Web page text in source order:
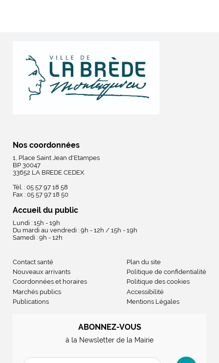
Nos coordonnées
1, Place Saint Jean d'Etampes
BP 30047
33652 LA BREDE CEDEX
Tél. : 05 57 97 18 58
Fax : 05 57 97 18 50
Accueil du public
Lundi : 15h - 19h
Du mardi au vendredi : 9h - 12h / 15h - 19h
Samedi : 9h - 12h
Contact santé
Nouveaux arrivants
Coordonnées et horaires
Marchés publics
Publications
Plan du site
Politique de confidentialité
Politique des cookies
Accessibilité
Mentions Légales
ABONNEZ-VOUS
à la Newsletter de la Mairie